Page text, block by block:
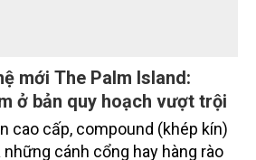
mới The Palm Island:
ở bản quy hoạch vượt trội